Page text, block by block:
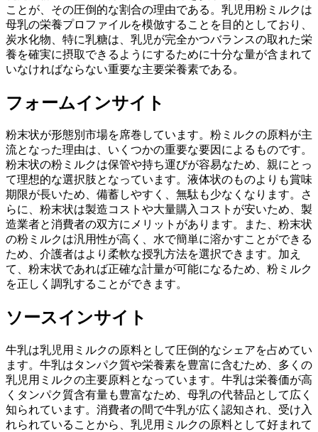
ことが、その圧倒的な割合の理由である。乳児用粉ミルクは
母乳の栄養プロファイルを模倣することを目的としており、
炭水化物、特に乳糖は、乳児が完全かつバランスの取れた栄
養を確実に摂取できるようにするために十分な量が含まれて
いなければならない重要な主要栄養素である。
フォームインサイト
粉末状が形態別市場を席巻しています。粉ミルクの原料が主
流となった理由は、いくつかの重要な要因によるものです。
粉末状の粉ミルクは保管や持ち運びが容易なため、親にとっ
て理想的な選択肢となっています。液体状のものよりも賞味
期限が長いため、備蓄しやすく、無駄も少なくなります。さ
らに、粉末状は製造コストや大量購入コストが安いため、製
造業者と消費者の双方にメリットがあります。また、粉末状
の粉ミルクは汎用性が高く、水で簡単に溶かすことができる
ため、介護者はより柔軟な授乳方法を選択できます。加え
て、粉末状であれば正確な計量が可能になるため、粉ミルク
を正しく調乳することができます。
ソースインサイト
牛乳は乳児用ミルクの原料として圧倒的なシェアを占めてい
ます。牛乳はタンパク質や栄養素を豊富に含むため、多くの
乳児用ミルクの主要原料となっています。牛乳は栄養価が高
くタンパク質含有量も豊富なため、母乳の代替品として広く
知られています。消費者の間で牛乳が広く認知され、受け入
れられていることから、乳児用ミルクの原料として好まれて